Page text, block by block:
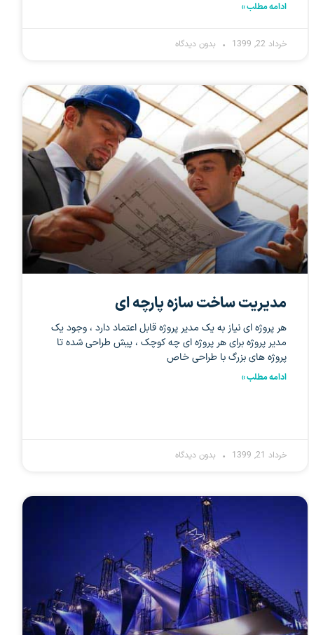
ادامه مطلب »
خرداد 22, 1399 بدون دیدگاه
مدیریت ساخت سازه پارچه ای
هر پروژه ای نیاز به یک مدیر پروژه قابل اعتماد دارد ، وجود یک
مدیر پروژه برای هر پروژه ای چه کوچک ، پیش طراحی شده تا
پروژه های بزرگ با طراحی خاص
ادامه مطلب »
خرداد 21, 1399 بدون دیدگاه